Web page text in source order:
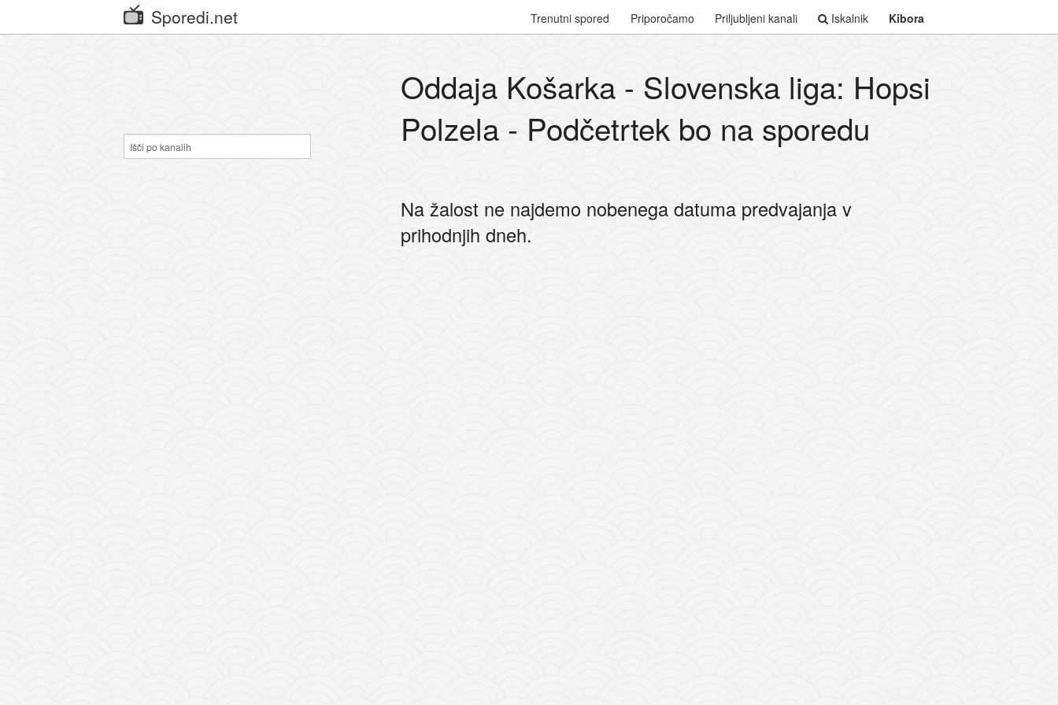
Sporedi.net Trenutni spored Priporočamo Priljubljeni kanali Iskalnik Kibora
Oddaja Košarka - Slovenska liga: Hopsi
Polzela - Podčetrtek bo na sporedu
Na žalost ne najdemo nobenega datuma predvajanja v
prihodnjih dneh.